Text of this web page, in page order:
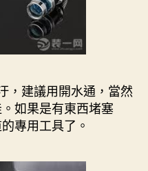
，建議用開水通，當然
如果是有東西堵塞
專用工具了。